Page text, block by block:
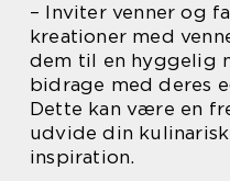
– Inviter venner og
kreationer med
dem til en hyggelig
bidrage med deres
Dette kan være en
udvide din
inspiration.